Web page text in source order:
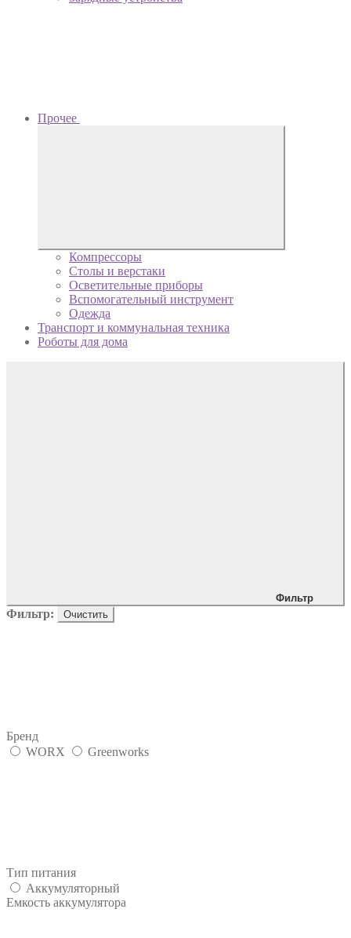
Прочее
Компрессоры
Столы и верстаки
Осветительные приборы
Вспомогательный инструмент
Одежда
Транспорт и коммунальная техника
Роботы для дома
Фильтр
Фильтр: Очистить
Бренд
WORX
Greenworks
Тип питания
Аккумуляторный
Емкость аккумулятора